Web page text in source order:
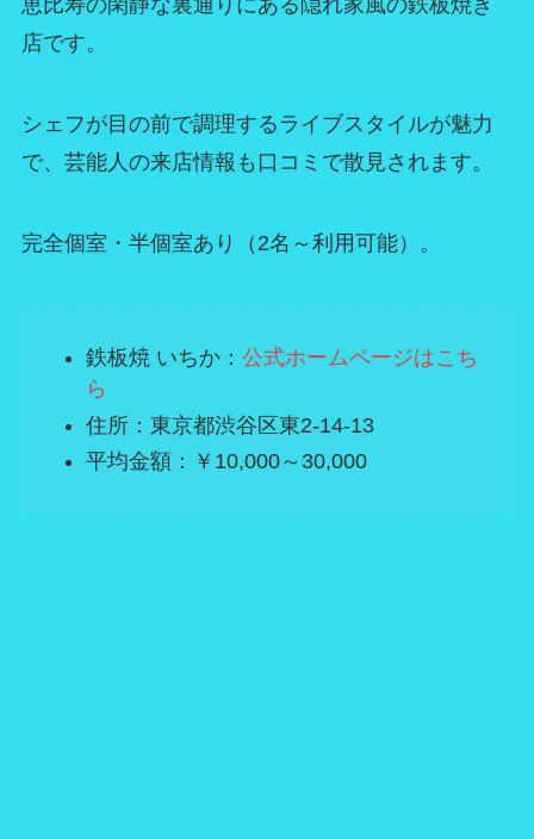
恵比寿の閑静な裏通りにある隠れ家風の鉄板焼き
店です。
シェフが目の前で調理するライブスタイルが魅力
で、芸能人の来店情報も口コミで散見されます。
完全個室・半個室あり（2名～利用可能）。
鉄板焼 いちか： 公式ホームページはこち
ら
住所：東京都渋谷区東2-14-13
平均金額：￥10,000～30,000